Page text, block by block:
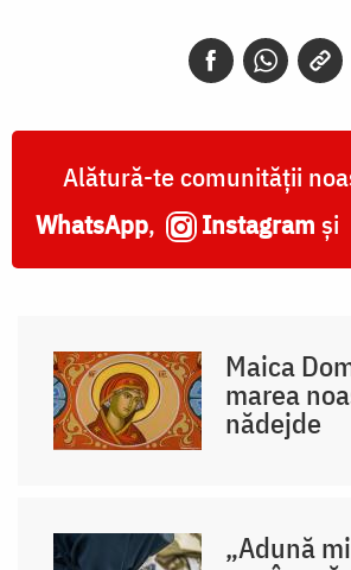
Alătură-te comunității
WhatsApp, Instagram și
Maica
marea
nădejde
„Adună